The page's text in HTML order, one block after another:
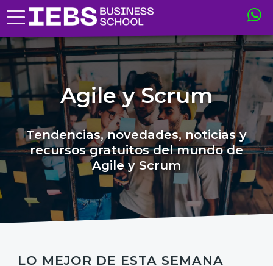
Agile y Scrum
Tendencias, novedades, noticias y
recursos gratuitos del mundo de
Agile y Scrum
LO MEJOR DE ESTA SEMANA